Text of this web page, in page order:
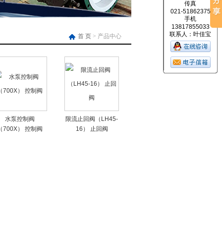
首 页 > 产品中心
水泵控制阀
（700X） 控制阀
限流止回阀（LH45-
16） 止回阀
传真
021-51862375
手机
13817855033
联系人：叶佳宝